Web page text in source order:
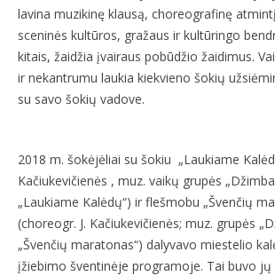
lavina muzikinę klausą, choreografinę
sceninės kultūros, gražaus ir kultūringo
kitais, žaidžia įvairaus pobūdžio žaidimus.
ir nekantrumu laukia kiekvieno šokių
su savo šokių vadove.
2018 m. šokėjėliai su šokiu „Laukiame
Kačiukevičienės , muz. vaikų grupės
„Laukiame Kalėdų“) ir flešmobu „Švenčių
(choreogr. J. Kačiukevičienės; muz. grupės
„Švenčių maratonas“) dalyvavo miestelio
įžiebimo šventinėje programoje. Tai buvo jų